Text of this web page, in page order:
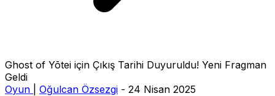
Ghost of Yōtei için Çıkış Tarihi Duyuruldu! Yeni Fragman
Geldi
Oyun
Oğulcan Özsezgi - 24 Nisan 2025